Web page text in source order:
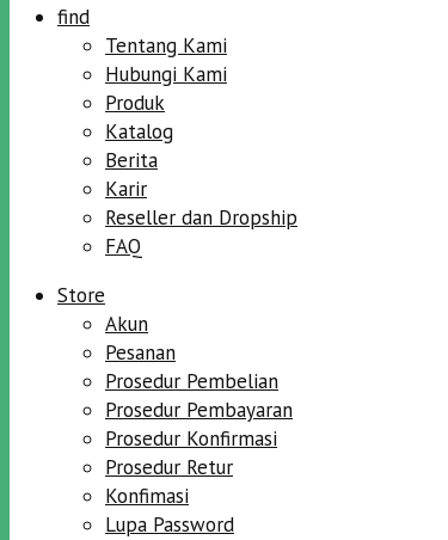
find
Tentang Kami
Hubungi Kami
Produk
Katalog
Berita
Karir
Reseller dan Dropship
FAQ
Store
Akun
Pesanan
Prosedur Pembelian
Prosedur Pembayaran
Prosedur Konfirmasi
Prosedur Retur
Konfimasi
Lupa Password